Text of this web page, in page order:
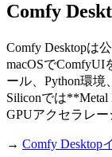
Comfy
Comfy Desktopは
macOSで
ール、Python環
Siliconでは**Metal
GPUアクセラレー
→ Comfy Desktop